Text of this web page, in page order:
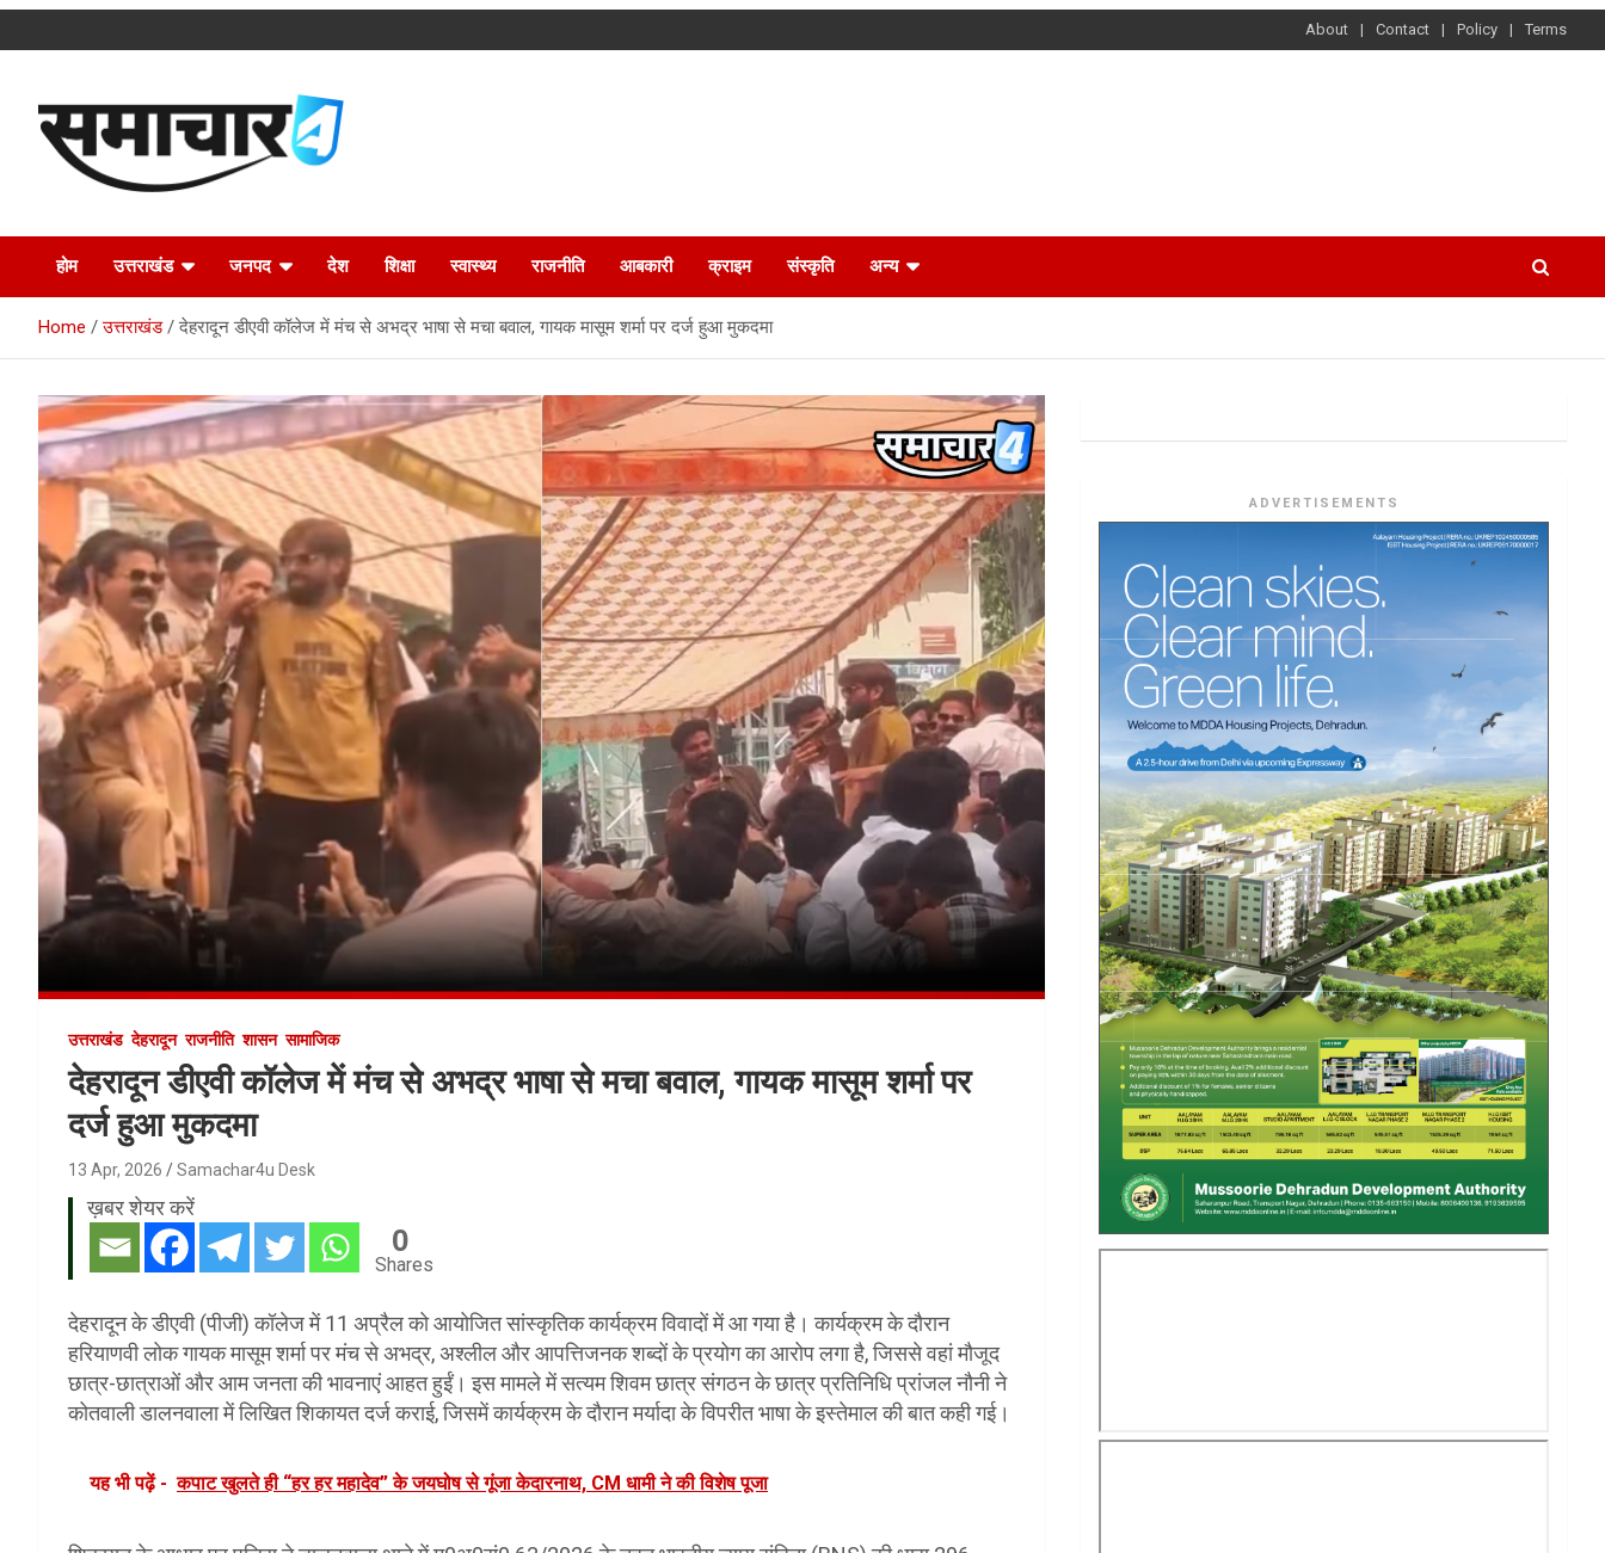
to
About Contact Policy Terms
Samachar4u
होम उत्तराखंड जनपद देश शिक्षा स्वास्थ्य राजनीति आबकारी क्राइम संस्कृति अन्य
Home उत्तराखंड देहरादून डीएवी कॉलेज में मंच से अभद्र भाषा से मचा बवाल, गायक मासूम शर्मा पर दर्ज हुआ मुकदमा
उत्तराखंड देहरादून राजनीति शासन सामाजिक
देहरादून डीएवी कॉलेज में मंच से अभद्र भाषा से मचा बवाल, गायक मासूम शर्मा पर
दर्ज हुआ मुकदमा
13 Apr, 2026 Samachar4u Desk
ख़बर शेयर करें
0
Shares
देहरादून के डीएवी (पीजी) कॉलेज में 11 अप्रैल को आयोजित सांस्कृतिक कार्यक्रम विवादों में आ गया है। कार्यक्रम के दौरान
हरियाणवी लोक गायक मासूम शर्मा पर मंच से अभद्र, अश्लील और आपत्तिजनक शब्दों के प्रयोग का आरोप लगा है, जिससे वहां मौजूद
छात्र-छात्राओं और आम जनता की भावनाएं आहत हुईं। इस मामले में सत्यम शिवम छात्र संगठन के छात्र प्रतिनिधि प्रांजल नौनी ने
कोतवाली डालनवाला में लिखित शिकायत दर्ज कराई, जिसमें कार्यक्रम के दौरान मर्यादा के विपरीत भाषा के इस्तेमाल की बात कही गई।
यह भी पढ़ें - कपाट खुलते ही “हर हर महादेव” के जयघोष से गूंजा केदारनाथ, CM धामी ने की विशेष पूजा
ADVERTISEMENTS